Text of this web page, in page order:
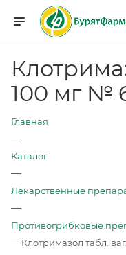
100 мг №
Главная
—
Каталог
—
Лекарственные
—
Противогрибковые
—Клотримазол табл.